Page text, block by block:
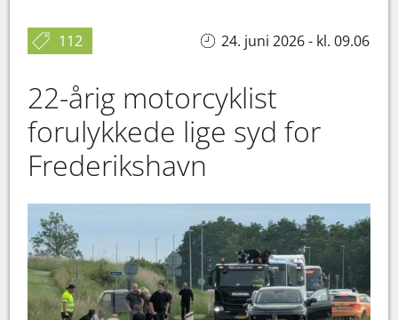
112 24. juni 2026 - kl. 09.06
22-årig motorcyklist
forulykkede lige syd for
Frederikshavn